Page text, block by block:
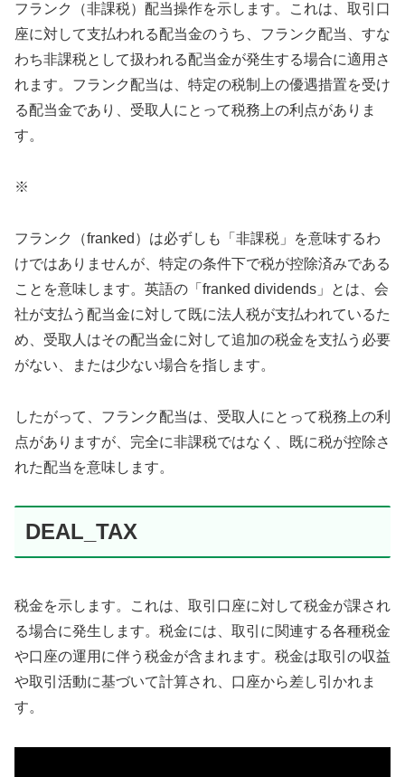
フランク（非課税）配当操作を示します。これは、取引口
座に対して支払われる配当金のうち、フランク配当、すな
わち非課税として扱われる配当金が発生する場合に適用さ
れます。フランク配当は、特定の税制上の優遇措置を受け
る配当金であり、受取人にとって税務上の利点がありま
す。
※
フランク（franked）は必ずしも「非課税」を意味するわ
けではありませんが、特定の条件下で税が控除済みである
ことを意味します。英語の「franked dividends」とは、会
社が支払う配当金に対して既に法人税が支払われているた
め、受取人はその配当金に対して追加の税金を支払う必要
がない、または少ない場合を指します。
したがって、フランク配当は、受取人にとって税務上の利
点がありますが、完全に非課税ではなく、既に税が控除さ
れた配当を意味します。
DEAL_TAX
税金を示します。これは、取引口座に対して税金が課され
る場合に発生します。税金には、取引に関連する各種税金
や口座の運用に伴う税金が含まれます。税金は取引の収益
や取引活動に基づいて計算され、口座から差し引かれま
す。